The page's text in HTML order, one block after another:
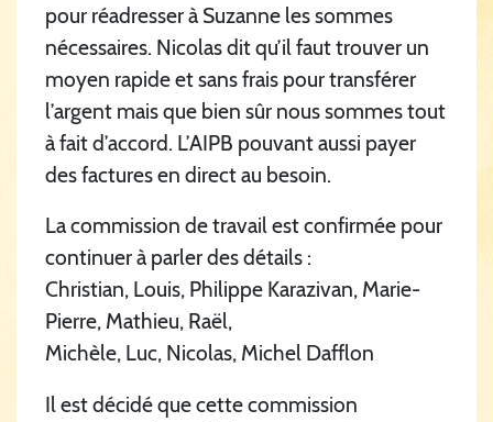
pour réadresser à Suzanne les sommes
nécessaires. Nicolas dit qu’il faut trouver un
moyen rapide et sans frais pour transférer
l’argent mais que bien sûr nous sommes tout
à fait d’accord. L’AIPB pouvant aussi payer
des factures en direct au besoin.
La commission de travail est confirmée pour
continuer à parler des détails :
Christian, Louis, Philippe Karazivan, Marie-
Pierre, Mathieu, Raël,
Michèle, Luc, Nicolas, Michel Dafflon
Il est décidé que cette commission